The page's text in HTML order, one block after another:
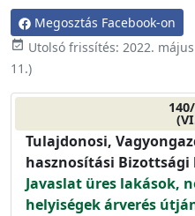
Megosztás Facebook-on
event_available Utolsó frissítés: 2022.
11.)
Tulajdonosi,
hasznosítási
Javaslat üres lakások,
helyiségek árverés